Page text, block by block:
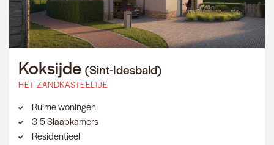
Koksijde (Sint-Idesbald)
HET ZANDKASTEELTJE
Ruime woningen
3-5 Slaapkamers
Residentieel